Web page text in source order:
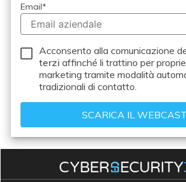
Email*
Acconsento alla comunicazione
terzi affinché li trattino per
marketing tramite modalità
tradizionali di contatto.